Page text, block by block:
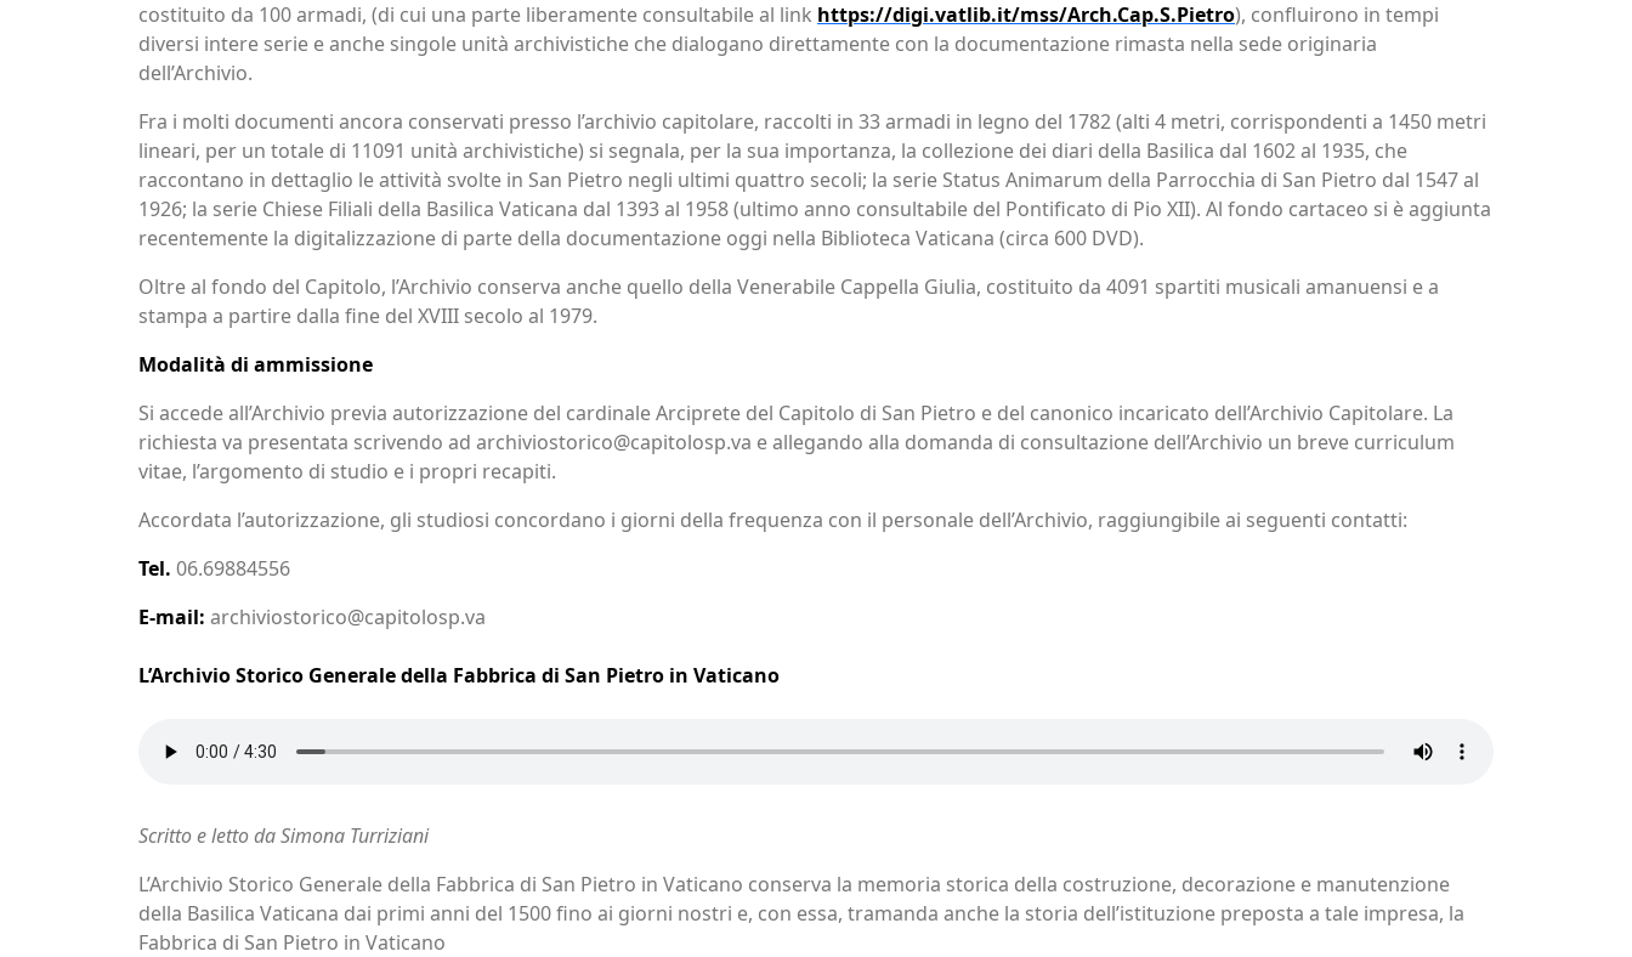
costituito da 100 armadi, (di cui una parte liberamente consultabile al link https://digi.vatlib.it/mss/Arch.Cap.S.Pietro), confluirono in tempi
diversi intere serie e anche singole unità archivistiche che dialogano direttamente con la documentazione rimasta nella sede originaria
dell’Archivio.
Fra i molti documenti ancora conservati presso l’archivio capitolare, raccolti in 33 armadi in legno del 1782 (alti 4 metri, corrispondenti a 1450 metri
lineari, per un totale di 11091 unità archivistiche) si segnala, per la sua importanza, la collezione dei diari della Basilica dal 1602 al 1935, che
raccontano in dettaglio le attività svolte in San Pietro negli ultimi quattro secoli; la serie Status Animarum della Parrocchia di San Pietro dal 1547 al
1926; la serie Chiese Filiali della Basilica Vaticana dal 1393 al 1958 (ultimo anno consultabile del Pontificato di Pio XII). Al fondo cartaceo si è aggiunta
recentemente la digitalizzazione di parte della documentazione oggi nella Biblioteca Vaticana (circa 600 DVD).
Oltre al fondo del Capitolo, l’Archivio conserva anche quello della Venerabile Cappella Giulia, costituito da 4091 spartiti musicali amanuensi e a
stampa a partire dalla fine del XVIII secolo al 1979.
Modalità di ammissione
Si accede all’Archivio previa autorizzazione del cardinale Arciprete del Capitolo di San Pietro e del canonico incaricato dell’Archivio Capitolare. La
richiesta va presentata scrivendo ad archiviostorico@capitolosp.va e allegando alla domanda di consultazione dell’Archivio un breve curriculum
vitae, l’argomento di studio e i propri recapiti.
Accordata l’autorizzazione, gli studiosi concordano i giorni della frequenza con il personale dell’Archivio, raggiungibile ai seguenti contatti:
Tel. 06.69884556
E-mail: archiviostorico@capitolosp.va
L’Archivio Storico Generale della Fabbrica di San Pietro in Vaticano
Scritto e letto da Simona Turriziani
L’Archivio Storico Generale della Fabbrica di San Pietro in Vaticano conserva la memoria storica della costruzione, decorazione e manutenzione
della Basilica Vaticana dai primi anni del 1500 fino ai giorni nostri e, con essa, tramanda anche la storia dell’istituzione preposta a tale impresa, la
Fabbrica di San Pietro in Vaticano